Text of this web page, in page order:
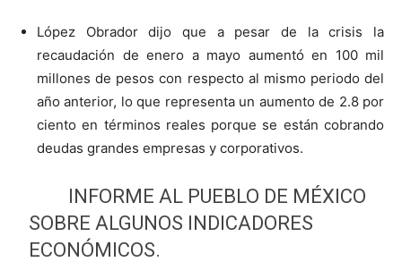
López Obrador dijo que a pesar de la crisis la
recaudación de enero a mayo aumentó en 100 mil
millones de pesos con respecto al mismo periodo del
año anterior, lo que representa un aumento de 2.8 por
ciento en términos reales porque se están cobrando
deudas grandes empresas y corporativos.
INFORME AL PUEBLO DE MÉXICO
SOBRE ALGUNOS INDICADORES
ECONÓMICOS.